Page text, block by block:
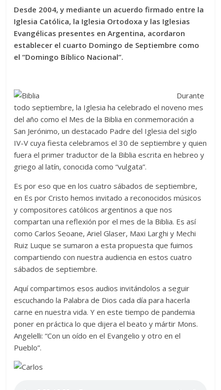
Desde 2004, y mediante un acuerdo firmado entre la
Iglesia Católica, la Iglesia Ortodoxa y las Iglesias
Evangélicas presentes en Argentina, acordaron
establecer el cuarto Domingo de Septiembre como
el “Domingo Bíblico Nacional”.
Durante
todo septiembre, la Iglesia ha celebrado el noveno mes
del año como el Mes de la Biblia en conmemoración a
San Jerónimo, un destacado Padre del Iglesia del siglo
IV-V cuya fiesta celebramos el 30 de septiembre y quien
fuera el primer traductor de la Biblia escrita en hebreo y
griego al latín, conocida como “vulgata”.
Es por eso que en los cuatro sábados de septiembre,
en Es por Cristo hemos invitado a reconocidos músicos
y compositores católicos argentinos a que nos
compartan una reflexión por el mes de la Biblia. Es así
como Carlos Seoane, Ariel Glaser, Maxi Larghi y Mechi
Ruiz Luque se sumaron a esta propuesta que fuimos
compartiendo con nuestra audiencia en estos cuatro
sábados de septiembre.
Aquí compartimos esos audios invitándolos a seguir
escuchando la Palabra de Dios cada día para hacerla
carne en nuestra vida. Y en este tiempo de pandemia
poner en práctica lo que dijera el beato y mártir Mons.
Angelelli: “Con un oído en el Evangelio y otro en el
Pueblo”.